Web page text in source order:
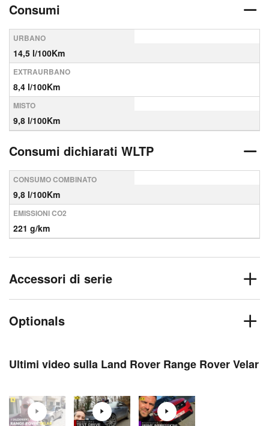
Consumi
URBANO
14,5 l/100Km
EXTRAURBANO
8,4 l/100Km
MISTO
9,8 l/100Km
Consumi dichiarati WLTP
CONSUMO COMBINATO
9,8 l/100Km
EMISSIONI CO2
221 g/km
Accessori di serie
Optionals
Ultimi video sulla Land Rover Range Rover Velar